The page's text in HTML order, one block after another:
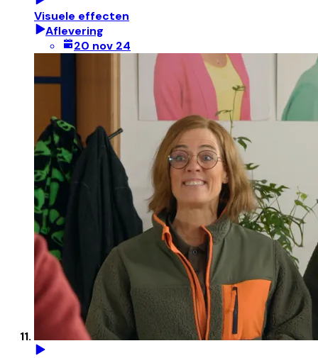
Visuele effecten
Aflevering
20 nov 24